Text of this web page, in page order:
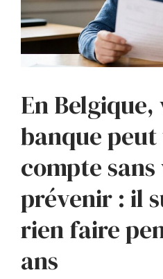
En
banque
compte sans
prévenir : il
rien faire
ans